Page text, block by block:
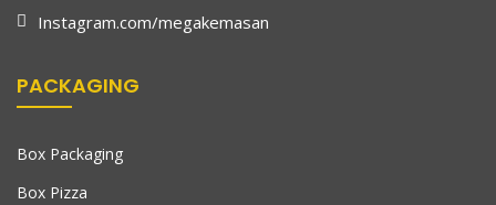
Instagram.com/megakemasan
PACKAGING
Box Packaging
Box Pizza